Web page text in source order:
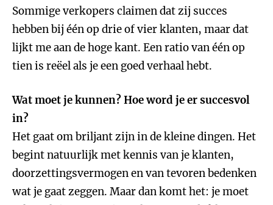
Sommige verkopers claimen dat zij succes
hebben bij één op drie of vier klanten, maar dat
lijkt me aan de hoge kant. Een ratio van één op
tien is reëel als je een goed verhaal hebt.
Wat moet je kunnen? Hoe word je er succesvol
in?
Het gaat om briljant zijn in de kleine dingen. Het
begint natuurlijk met kennis van je klanten,
doorzettingsvermogen en van tevoren bedenken
wat je gaat zeggen. Maar dan komt het: je moet